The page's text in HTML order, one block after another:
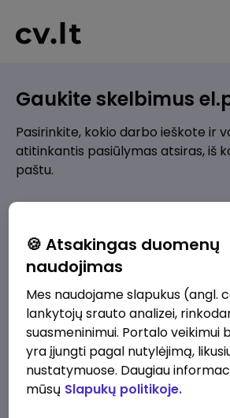
Gaukite skelbimus
Pasirinkite, kokio darbo ieškote ir
atitinkantis pasiūlymas atsiras, iš
paštu.
Pridėti naują
Kokios srities darbo pasiūlymai
Pridėti naują
🍪 Atsakingas duomenų
naudojimas
Mes naudojame slapukus (angl.
lankytojų srauto analizei,
suasmeninimui. Portalo veikimui
yra įjungti pagal nutylėjimą,
nustatymuose. Daugiau
mūsų Slapukų politikoje.